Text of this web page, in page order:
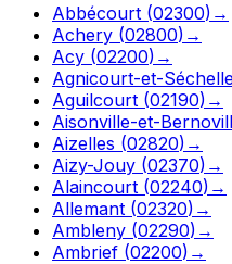
Abbécourt (02300) →
Achery (02800) →
Acy (02200) →
Agnicourt-et-
Aguilcourt (02190) →
Aisonville-et-
Aizelles (02820) →
Aizy-Jouy (02370) →
Alaincourt (02240) →
Allemant (02320) →
Ambleny (02290) →
Ambrief (02200) →